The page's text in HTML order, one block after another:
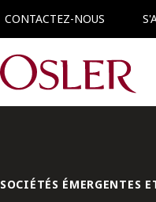
CONTACTEZ-NOUS
Main
SOCIÉTÉS ÉMERGENTES